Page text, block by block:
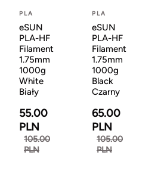
PLA
eSUN
PLA-HF
Filament
1.75mm
1000g
White
Biały
55.00
PLN
105.00
PLN
PLA
eSUN
PLA-HF
Filament
1.75mm
1000g
Black
Czarny
65.00
PLN
105.00
PLN